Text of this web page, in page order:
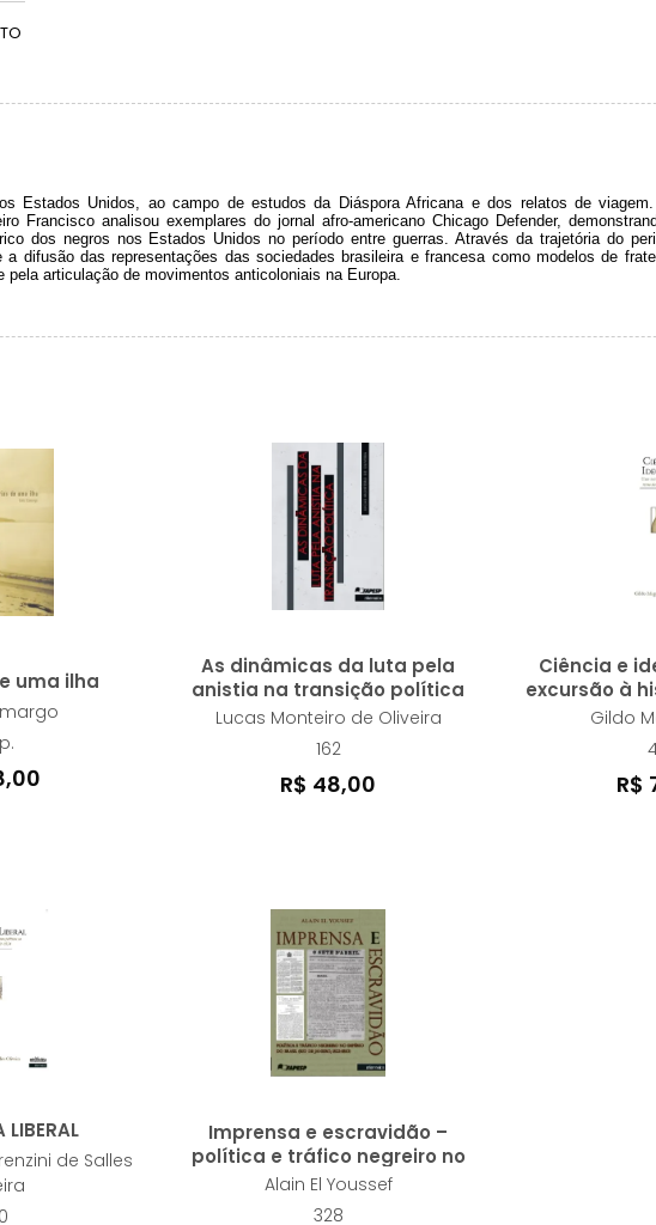
Estados Unidos, ao campo de estudos da Diáspora Africana e dos relatos de
Francisco analisou exemplares do jornal afro-americano Chicago Defender,
dos negros nos Estados Unidos no período entre guerras. Através da trajetória do
difusão das representações das sociedades brasileira e francesa como modelos de
articulação de movimentos anticoloniais na Europa.
uma ilha
As dinâmicas da luta pela
anistia na transição política
Lucas Monteiro de Oliveira
162
R$ 48,00
Ciência e
excursão à
da ideia
Gildo
R$
LIBERAL
de Salles
Imprensa e escravidão –
política e tráfico negreiro no
Império do Brasil (Rio de
Janeiro, 1822-1850)
Alain El Youssef
328